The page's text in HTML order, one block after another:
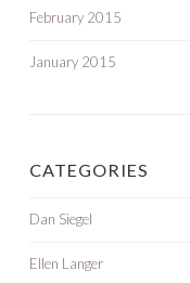
February 2015
January 2015
CATEGORIES
Dan Siegel
Ellen Langer